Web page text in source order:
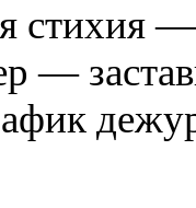
стихия
—